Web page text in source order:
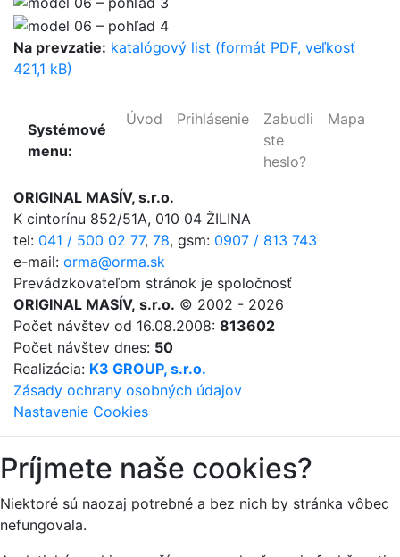
Na prevzatie: katalógový list (formát PDF, veľkosť
421,1 kB)
Systémové
menu:
Úvod Prihlásenie
Zabudli
ste
heslo?
Mapa
ORIGINAL MASÍV, s.r.o.
K cintorínu 852/51A, 010 04 ŽILINA
tel: 041 / 500 02 77, 78, gsm: 0907 / 813 743
e-mail: orma@orma.sk
Prevádzkovateľom stránok je spoločnosť
ORIGINAL MASÍV, s.r.o. © 2002 - 2026
Počet návštev od 16.08.2008: 813602
Počet návštev dnes: 50
Realizácia: K3 GROUP, s.r.o.
Zásady ochrany osobných údajov
Nastavenie Cookies
Príjmete naše cookies?
Niektoré sú naozaj potrebné a bez nich by stránka vôbec
nefungovala.